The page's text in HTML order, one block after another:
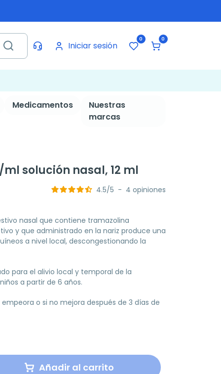
Iniciar sesión
0 0
Medicamentos
Nuestras
marcas
ml solución nasal, 12 ml
4.5/5 - 4 opiniones
nasal que contiene tramazolina
y que administrado en la nariz produce una
a nivel local, descongestionando la
para el alivio local y temporal de la
a partir de 6 años.
o si no mejora después de 3 días de
Añadir al carrito